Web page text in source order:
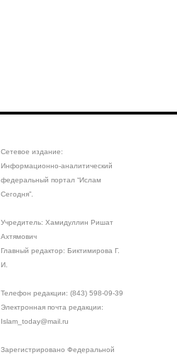
Сетевое издание:
Информационно-аналитический
федеральный портал “Ислам
Сегодня”.
Учредитель: Хамидуллин Ришат
Ахтямович
Главный редактор: Биктимирова Г.
И.
Телефон редакции: (843) 598-09-39
Электронная почта редакции:
Islam_today@mail.ru
Зарегистрировано Федеральной